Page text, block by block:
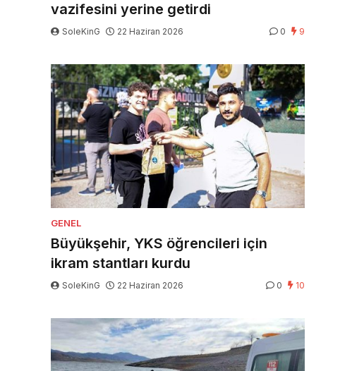
vazifesini yerine getirdi
SoleKinG 22 Haziran 2026 0 9
GENEL
Büyükşehir, YKS öğrencileri için
ikram stantları kurdu
SoleKinG 22 Haziran 2026 0 10